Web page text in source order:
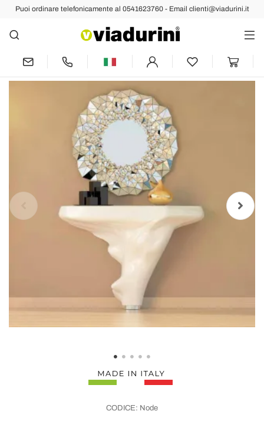
Puoi ordinare telefonicamente al 0541623760 - Email clienti@viadurini.it
Indietro Succ
Consolle design moderno Node made in
Italy
CODICE: Node